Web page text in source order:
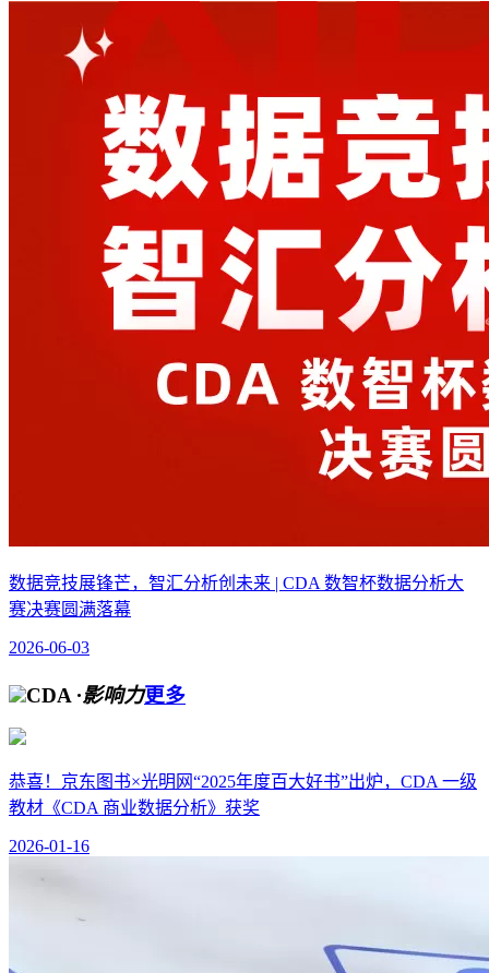
数据竞技展锋芒，智汇分析创未来 | CDA 数智杯数据分析大
赛决赛圆满落幕
2026-06-03
CDA ·影响力更多
恭喜！京东图书×光明网“2025年度百大好书”出炉，CDA 一级
教材《CDA 商业数据分析》获奖
2026-01-16